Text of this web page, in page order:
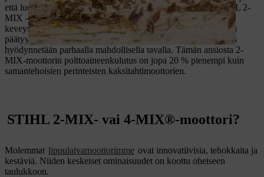
että luonnolle. Myönteisen ympäristövaikutuksen ohella STIHL 2-
MIX -moottorilla varustettujen laitteiden hyvä suorituskyky ja
keveys tuo mukanaan vielä yhden edun. Palamatonta bensiiniä
päätyy turhaan luontoon entistä vähemmän. Jokainen tankkaus
hyödynnetään parhaalla mahdollisella tavalla. Tämän ansiosta 2-
MIX-moottorin polttoaineenkulutus on jopa 20 % pienempi kuin
samantehoisten perinteisten kaksitahtimoottorien.
STIHL 2-MIX- vai 4-MIX®-moottori?
Molemmat lippulaivamoottorimme ovat innovatiivisia, tehokkaita ja
kestäviä. Niiden keskeiset ominaisuudet on koottu oheiseen
taulukkoon.